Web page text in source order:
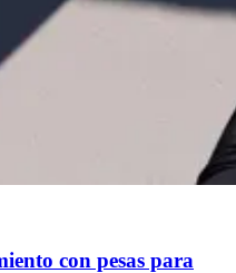
con pesas para